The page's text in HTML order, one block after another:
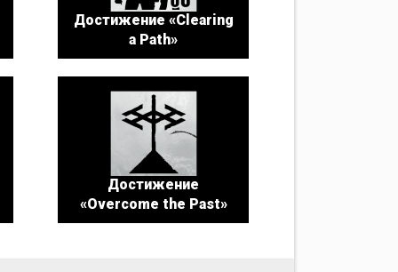
Достижение «Clearing
a Path»
Достижение
«Overcome the Past»